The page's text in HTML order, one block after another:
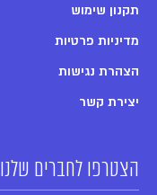
תקנון שימוש
מדיניות פרטיות
הצהרת נגישות
יצירת קשר
הצטרפו לחברים שלנו